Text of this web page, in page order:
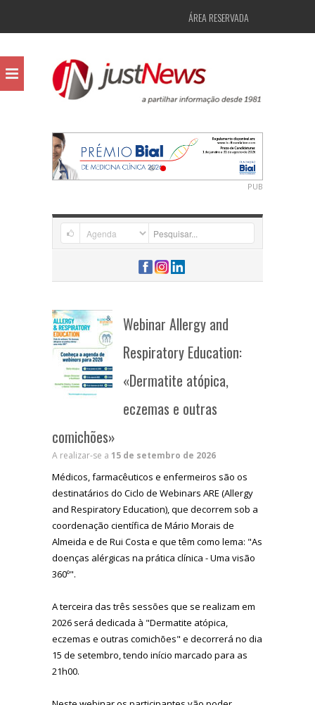
ÁREA RESERVADA
PUB
Webinar Allergy and
Respiratory Education:
«Dermatite atópica,
eczemas e outras
comichões»
A realizar-se a 15 de setembro de 2026
Médicos, farmacêuticos e enfermeiros são os
destinatários do Ciclo de Webinars ARE (Allergy
and Respiratory Education), que decorrem sob a
coordenação científica de Mário Morais de
Almeida e de Rui Costa e que têm como lema: "As
doenças alérgicas na prática clínica - Uma visão
360º".
A terceira das três sessões que se realizam em
2026 será dedicada à "Dermatite atópica,
eczemas e outras comichões" e decorrerá no dia
15 de setembro, tendo início marcado para as
21h00.